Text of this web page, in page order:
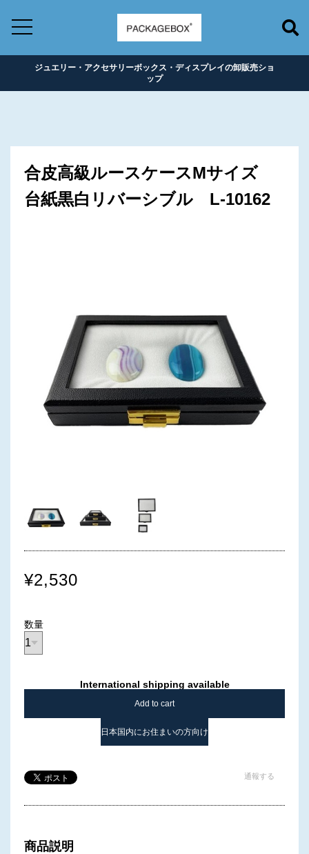
ジュエリー・アクセサリーボックス・ディスプレイの卸販売ショ
ップ
合皮高級ルースケースMサイズ
台紙黒白リバーシブル L-10162
¥2,530
数量
International shipping available
Add to cart
日本国内にお住まいの方向け
通報する
商品説明